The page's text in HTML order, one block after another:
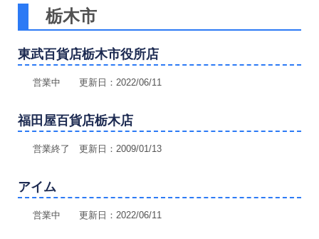
栃木市
東武百貨店栃木市役所店
営業中 更新日：2022/06/11
福田屋百貨店栃木店
営業終了 更新日：2009/01/13
アイム
営業中 更新日：2022/06/11